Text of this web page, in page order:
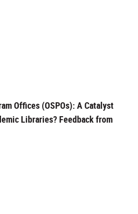
Offices (OSPOs): A Catalyst
Libraries? Feedback from